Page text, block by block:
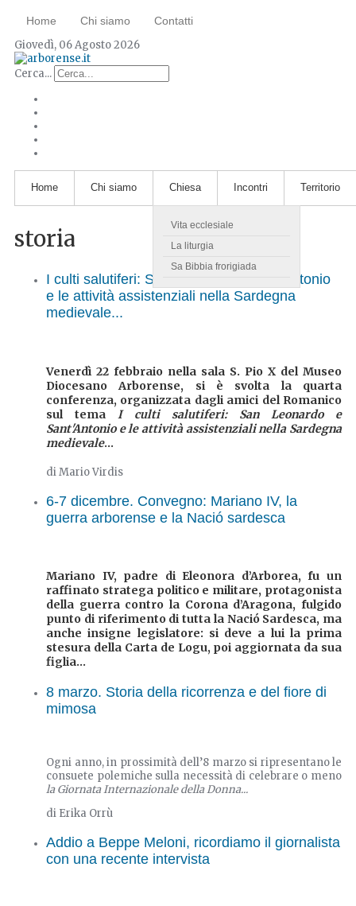
Home Chi siamo Contatti
Giovedì, 06 Agosto 2026
Cerca...
Home Chi siamo Chiesa
Vita ecclesiale
La liturgia
Sa Bibbia frorigiada
Incontri Territorio
storia
I culti salutiferi: San Leonardo e Sant'Antonio
e le attività assistenziali nella Sardegna
medievale...
Venerdì 22 febbraio nella sala S. Pio X del Museo
Diocesano Arborense, si è svolta la quarta
conferenza, organizzata dagli amici del Romanico
sul tema I culti salutiferi:
San Leonardo e
Sant'Antonio e le attività assistenziali nella Sardegna
medievale...
di Mario Virdis
6-7 dicembre. Convegno: Mariano IV, la
guerra arborense e la Nació sardesca
Mariano IV, padre di Eleonora d’Arborea, fu un
raffinato stratega politico e militare, protagonista
della guerra contro la Corona d’Aragona, fulgido
punto di riferimento di tutta la Nació Sardesca, ma
anche insigne legislatore: si deve a lui la prima
stesura della Carta de Logu, poi aggiornata da sua
figlia...
8 marzo. Storia della ricorrenza e del fiore di
mimosa
Ogni anno, in prossimità dell’8 marzo si ripresentano le
consuete polemiche sulla necessità di celebrare o meno
la Giornata Internazionale della Donna...
di Erika Orrù
Addio a Beppe Meloni, ricordiamo il giornalista
con una recente intervista